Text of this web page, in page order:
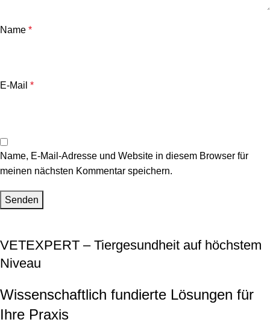
Name *
E-Mail *
Name, E-Mail-Adresse und Website in diesem Browser für
meinen nächsten Kommentar speichern.
VETEXPERT – Tiergesundheit auf höchstem
Niveau
Wissenschaftlich fundierte Lösungen für
Ihre Praxis